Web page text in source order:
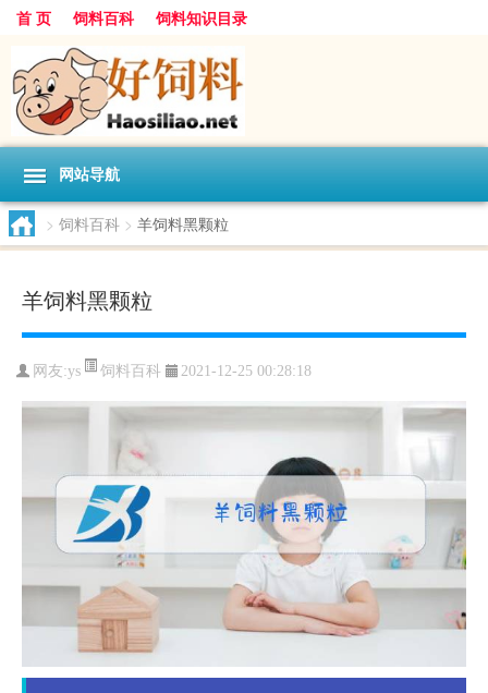
首 页 饲料百科 饲料知识目录
网站导航
> 饲料百科 > 羊饲料黑颗粒
羊饲料黑颗粒
网友:ys 饲料百科 2021-12-25 00:28:18